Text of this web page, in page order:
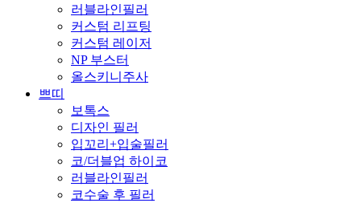
러블라인필러
커스텀 리프팅
커스텀 레이저
NP 부스터
올스키니주사
쁘띠
보톡스
디자인 필러
입꼬리+입술필러
코/더블업 하이코
러블라인필러
코수술 후 필러